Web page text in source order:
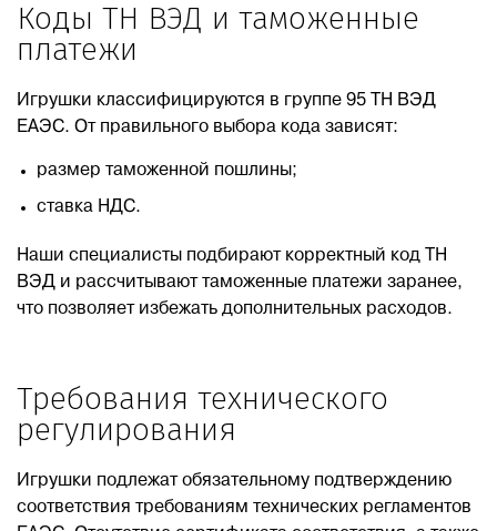
Коды ТН ВЭД и таможенные
платежи
Игрушки классифицируются в группе 95 ТН ВЭД
ЕАЭС. От правильного выбора кода зависят:
размер таможенной пошлины;
ставка НДС.
Наши специалисты подбирают корректный код ТН
ВЭД и рассчитывают таможенные платежи заранее,
что позволяет избежать дополнительных расходов.
Требования технического
регулирования
Игрушки подлежат обязательному подтверждению
соответствия требованиям технических регламентов